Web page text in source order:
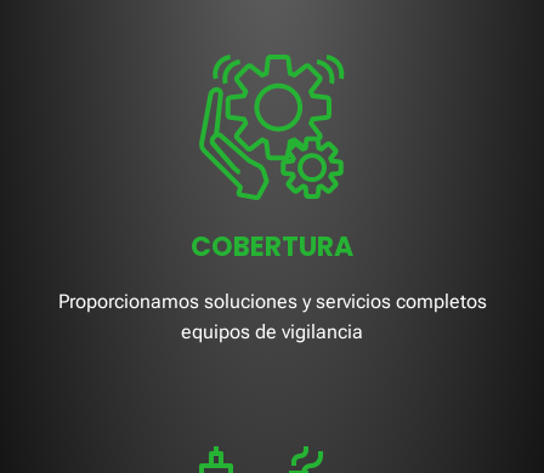
COBERTURA
Proporcionamos soluciones y servicios completos
equipos de vigilancia